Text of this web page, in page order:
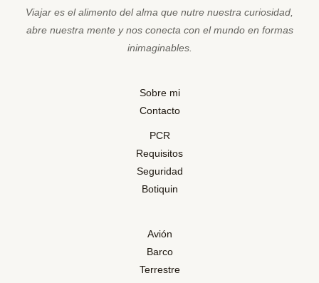
Viajar es el alimento del alma que nutre nuestra curiosidad,
abre nuestra mente y nos conecta con el mundo en formas
inimaginables.
Sobre mi
Contacto
PCR
Requisitos
Seguridad
Botiquin
Avión
Barco
Terrestre